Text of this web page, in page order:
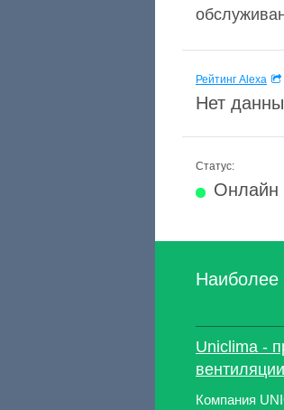
Рейтинг Alexa
Нет
Статус:
Онлайн
Наиболее
Uniclima -
Компания